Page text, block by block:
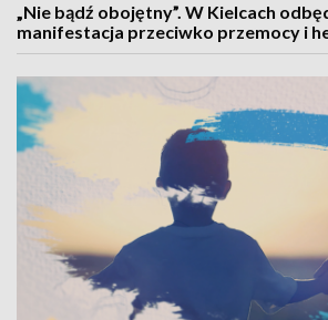
„Nie bądź obojętny”. W Kielcach
manifestacja przeciwko przemocy i